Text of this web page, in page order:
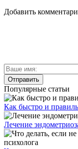
Добавить
Популярные статьи
Как быстро и
Лечение